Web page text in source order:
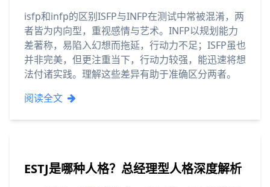
isfp和infp的区别ISFP与INFP在测试中常被混淆，两
者皆为内向型，重视感情与艺术。INFP以规划能力
差著称，易陷入幻想而拖延，行动力不足；ISFP虽也
并非完美，但更注重当下，行动力较强，能迅速将想
法付诸实践。理解这些差异有助于准确区分两者。
阅读全文
ESTJ是哪种人格？总经理型人格深度解析